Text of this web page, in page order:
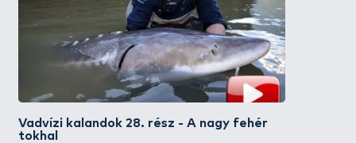
Vadvízi kalandok 28. rész - A nagy fehér
tokhal